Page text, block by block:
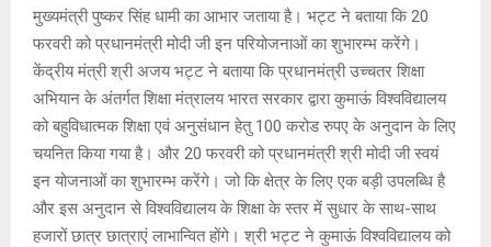
मुख्यमंत्री पुष्कर सिंह धामी का आभार जताया है। भट्ट ने बताया कि 20
फरवरी को प्रधानमंत्री मोदी जी इन परियोजनाओं का शुभारम्भ करेंगे।
केंद्रीय मंत्री श्री अजय भट्ट ने बताया कि प्रधानमंत्री उच्चतर शिक्षा
अभियान के अंतर्गत शिक्षा मंत्रालय भारत सरकार द्वारा कुमाऊं विश्वविद्यालय
को बहुविधात्मक शिक्षा एवं अनुसंधान हेतु 100 करोड रुपए के अनुदान के लिए
चयनित किया गया है। और 20 फरवरी को प्रधानमंत्री श्री मोदी जी स्वयं
इन योजनाओं का शुभारम्भ करेंगे। जो कि क्षेत्र के लिए एक बड़ी उपलब्धि है
और इस अनुदान से विश्वविद्यालय के शिक्षा के स्तर में सुधार के साथ-साथ
हजारों छात्र छात्राएं लाभान्वित होंगे। श्री भट्ट ने कुमाऊं विश्वविद्यालय को